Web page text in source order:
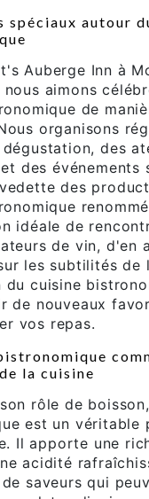
spéciaux autour
Auberge Inn à
nous aimons
de
organisons
des
des événements
des
idéale de
de vin, d'en
les subtilités de
du cuisine
de nouveaux
vos repas.
la cuisine
rôle de
est un véritable
Il apporte une
acidité
saveurs qui